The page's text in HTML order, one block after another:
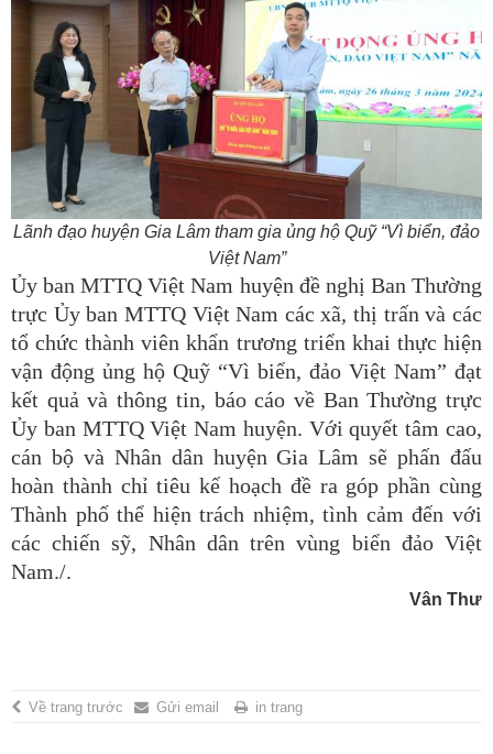
Lãnh đạo huyện Gia Lâm tham gia ủng hộ Quỹ “Vì biển, đảo
Việt Nam”
Ủy ban MTTQ Việt Nam huyện đề nghị Ban Thường
trực Ủy ban MTTQ Việt Nam các xã, thị trấn và các
tổ chức thành viên khẩn trương triển khai thực hiện
vận động ủng hộ Quỹ “Vì biển, đảo Việt Nam” đạt
kết quả và thông tin, báo cáo về Ban Thường trực
Ủy ban MTTQ Việt Nam huyện. Với quyết tâm cao,
cán bộ và Nhân dân huyện Gia Lâm sẽ phấn đấu
hoàn thành chỉ tiêu kế hoạch đề ra góp phần cùng
Thành phố thể hiện trách nhiệm, tình cảm đến với
các chiến sỹ, Nhân dân trên vùng biển đảo Việt
Nam./.
Vân Thư
Về trang trước Gửi email in trang